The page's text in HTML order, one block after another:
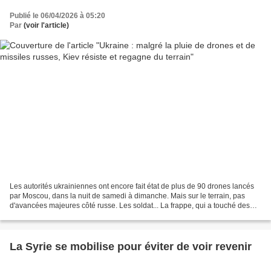
Publié le 06/04/2026 à 05:20
Par (voir l'article)
Les autorités ukrainiennes ont encore fait état de plus de 90 drones lancés
par Moscou, dans la nuit de samedi à dimanche. Mais sur le terrain, pas
d'avancées majeures côté russe. Les soldat... La frappe, qui a touché des
La Syrie se mobilise pour éviter de voir revenir